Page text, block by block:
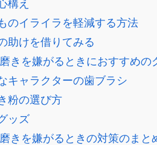
構え
のイライラを軽減する方法
助けを借りてみる
きを嫌がるときにおすすめの
キャラクターの歯ブラシ
粉の選び方
ッズ
きを嫌がるときの対策のまと